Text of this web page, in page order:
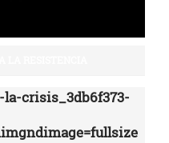
crisis_3db6f373-